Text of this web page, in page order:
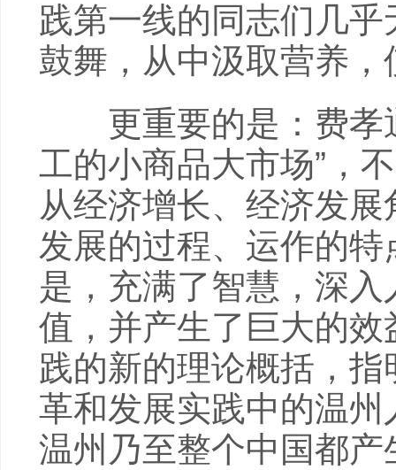
践第一线的同志们几
鼓舞，从中汲取营养
更重要的是：费孝
工的小商品大市场”，
从经济增长、经济发
发展的过程、运作的
是，充满了智慧，深
值，并产生了巨大的
践的新的理论概括，
革和发展实践中的温
温州乃至整个中国都